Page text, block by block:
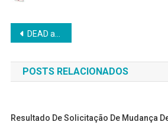
Navegação
de
Post
DEAD abre novas vagas, novos polos e prorroga as inscrições para processo seletivo 2017
POSTS RELACIONADOS
Resultado De Solicitação De Mudança